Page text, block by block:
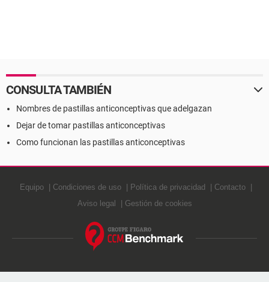
CONSULTA TAMBIÉN
Nombres de pastillas anticonceptivas que adelgazan
Dejar de tomar pastillas anticonceptivas
Como funcionan las pastillas anticonceptivas
Equipo Condiciones de uso Política de privacidad
Contacto
Aviso legal
Gestión de cookies